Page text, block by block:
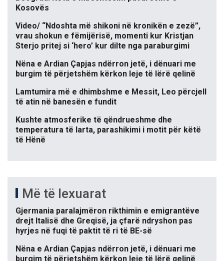
Kosovës
Video/ “Ndoshta më shikoni në kronikën e zezë”,
vrau shokun e fëmijërisë, momenti kur Kristjan
Sterjo pritej si ‘hero’ kur dilte nga paraburgimi
Nëna e Ardian Çapjas ndërron jetë, i dënuari me
burgim të përjetshëm kërkon leje të lërë qelinë
Lamtumira më e dhimbshme e Messit, Leo përcjell
të atin në banesën e fundit
Kushte atmosferike të qëndrueshme dhe
temperatura të larta, parashikimi i motit për këtë
të Hënë
Më të lexuarat
Gjermania paralajmëron rikthimin e emigrantëve
drejt Italisë dhe Greqisë, ja çfarë ndryshon pas
hyrjes në fuqi të paktit të ri të BE-së
Nëna e Ardian Çapjas ndërron jetë, i dënuari me
burgim të përjetshëm kërkon leje të lërë qelinë